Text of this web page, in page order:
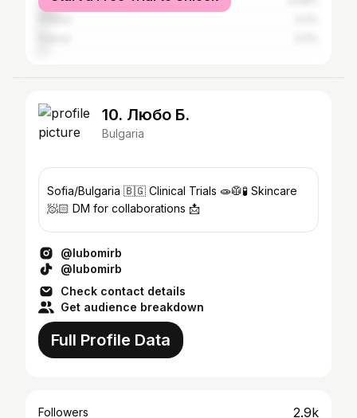
10. Любо Б.
Bulgaria
Sofia/Bulgaria 🇧🇬 Clinical Trials 🧫🥼🧪 Skincare
🧖🏻 DM for collaborations 📩
@lubomirb
@lubomirb
Check contact details
Get audience breakdown
Full Profile Data
Followers 2.9k